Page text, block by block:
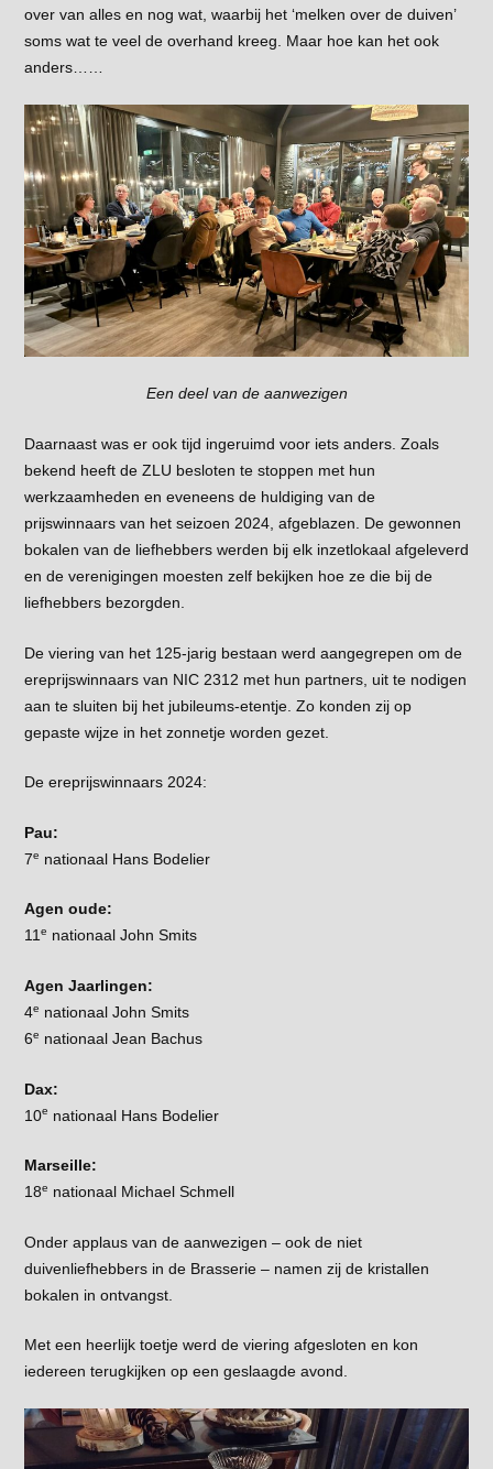
over van alles en nog wat, waarbij het ‘melken over de duiven’
soms wat te veel de overhand kreeg. Maar hoe kan het ook
anders……
Een deel van de aanwezigen
Daarnaast was er ook tijd ingeruimd voor iets anders. Zoals
bekend heeft de ZLU besloten te stoppen met hun
werkzaamheden en eveneens de huldiging van de
prijswinnaars van het seizoen 2024, afgeblazen. De gewonnen
bokalen van de liefhebbers werden bij elk inzetlokaal afgeleverd
en de verenigingen moesten zelf bekijken hoe ze die bij de
liefhebbers bezorgden.
De viering van het 125-jarig bestaan werd aangegrepen om de
ereprijswinnaars van NIC 2312 met hun partners, uit te nodigen
aan te sluiten bij het jubileums-etentje. Zo konden zij op
gepaste wijze in het zonnetje worden gezet.
De ereprijswinnaars 2024:
Pau:
7e nationaal Hans Bodelier
Agen oude:
11e nationaal John Smits
Agen Jaarlingen:
4e nationaal John Smits
6e nationaal Jean Bachus
Dax:
10e nationaal Hans Bodelier
Marseille:
18e nationaal Michael Schmell
Onder applaus van de aanwezigen – ook de niet
duivenliefhebbers in de Brasserie – namen zij de kristallen
bokalen in ontvangst.
Met een heerlijk toetje werd de viering afgesloten en kon
iedereen terugkijken op een geslaagde avond.